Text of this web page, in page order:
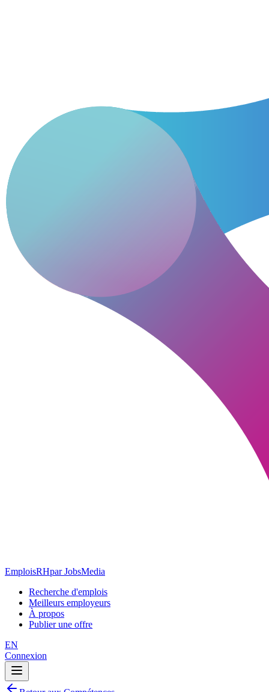
EmploisRHpar JobsMedia
Recherche d'emplois
Meilleurs employeurs
À propos
Publier une offre
EN
Connexion